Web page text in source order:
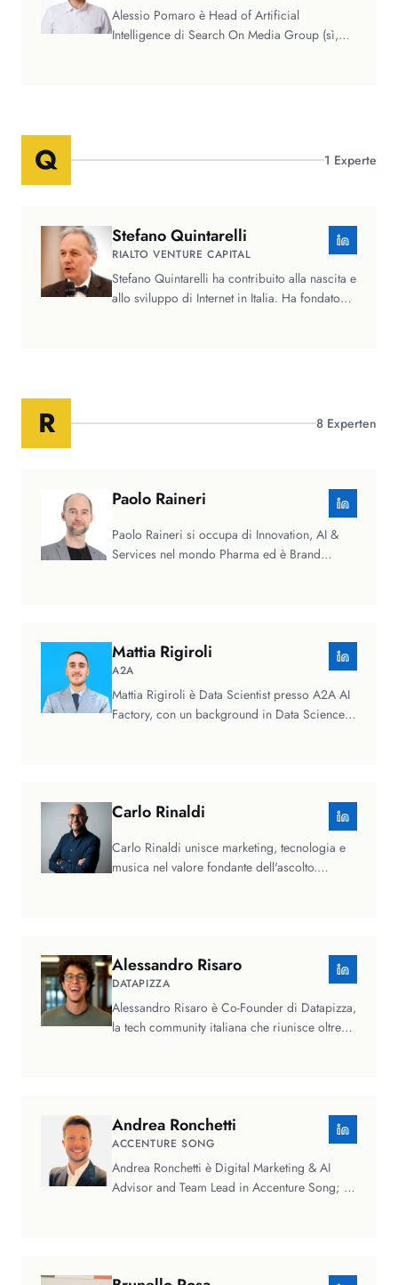
Alessio Pomaro è Head of Artificial
Intelligence di Search On Media Group (sì,
Q 1 Experte
StefanoQuintarelli
RIALTO VENTURE CAPITAL
Stefano Quintarelli ha contribuito alla nascita e
allo sviluppo di Internet in Italia. Ha fondato
R 8 Experten
Paolo Raineri
Paolo Raineri si occupa di Innovation, AI &
Services nel mondo Pharma ed è Brand
Mattia Rigiroli
A2A
Mattia Rigiroli è Data Scientist presso A2A AI
Factory, con un background in Data Science e
Carlo Rinaldi
Carlo Rinaldi unisce marketing, tecnologia e
musica nel valore fondante dell'ascolto.
Alessandro Risaro
DATAPIZZA
Alessandro Risaro è Co-Founder di Datapizza,
la tech community italiana che riunisce oltre
Andrea Ronchetti
ACCENTURE SONG
Andrea Ronchetti è Digital Marketing & AI
Advisor and Team Lead in Accenture Song; è